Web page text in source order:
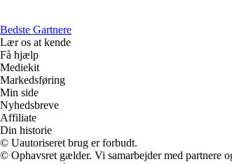
Bedste Gartnere
Lær os at kende
Få hjælp
Mediekit
Markedsføring
Min side
Nyhedsbreve
Affiliate
Din historie
© Uautoriseret brug er forbudt.
© Ophavsret gælder. Vi samarbejder med partnere